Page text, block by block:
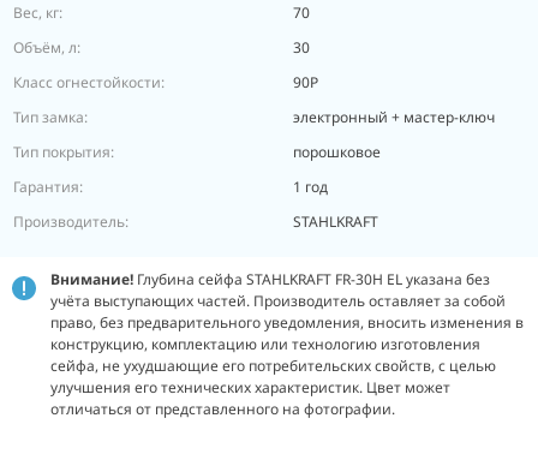
Вес, кг:
70
Объём, л:
30
Класс огнестойкости:
90P
Тип замка:
электронный + мастер-ключ
Тип покрытия:
порошковое
Гарантия:
1 год
Производитель:
STAHLKRAFT
Внимание! Глубина сейфа STAHLKRAFT FR-30H EL указана без
учёта выступающих частей. Производитель оставляет за собой
право, без предварительного уведомления, вносить изменения в
конструкцию, комплектацию или технологию изготовления
сейфа, не ухудшающие его потребительских свойств, с целью
улучшения его технических характеристик. Цвет может
отличаться от представленного на фотографии.